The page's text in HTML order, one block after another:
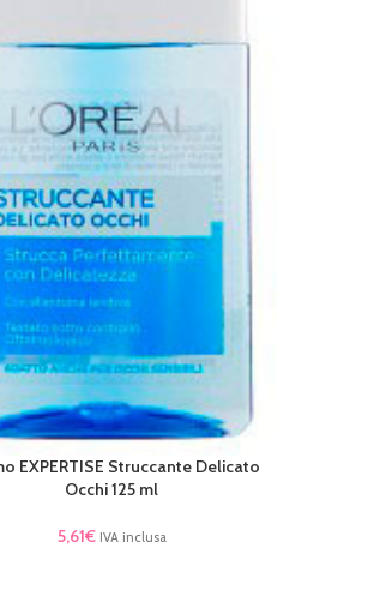
EXPERTISE Struccante Delicato
Occhi 125 ml
5,61€ IVA inclusa